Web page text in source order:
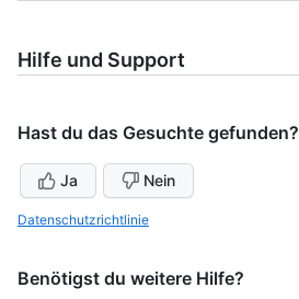
Hilfe und Support
Hast du das Gesuchte gefunden?
Ja Nein
Datenschutzrichtlinie
Benötigst du weitere Hilfe?